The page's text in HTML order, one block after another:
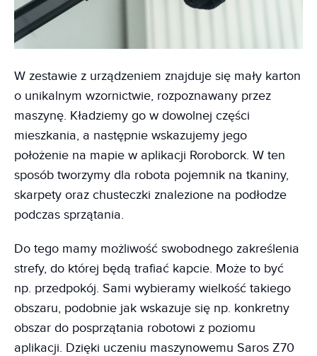
W zestawie z urządzeniem znajduje się mały karton
o unikalnym wzornictwie, rozpoznawany przez
maszynę. Kładziemy go w dowolnej części
mieszkania, a następnie wskazujemy jego
położenie na mapie w aplikacji Roroborck. W ten
sposób tworzymy dla robota pojemnik na tkaniny,
skarpety oraz chusteczki znalezione na podłodze
podczas sprzątania.
Do tego mamy możliwość swobodnego zakreślenia
strefy, do której będą trafiać kapcie. Może to być
np. przedpokój. Sami wybieramy wielkość takiego
obszaru, podobnie jak wskazuje się np. konkretny
obszar do posprzątania robotowi z poziomu
aplikacji. Dzięki uczeniu maszynowemu Saros Z70